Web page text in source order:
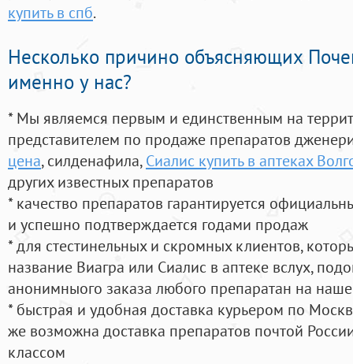
купить в спб.
Несколько причино объясняющих
именно у нас?
* Мы являемся первым и единственным на
представителем по продаже препаратов
цена, силденафила, Сиалис купить в аптеках
других известных препаратов
* качество препаратов гарантируется
и успешно подтверждается годами продаж
* для стестинельных и скромных клиентов,
название Виагра или Сиалис в аптеке вслух,
анонимныого заказа любого препаратан на
* быстрая и удобная доставка курьером по
же возможна доставка препаратов почтой
классом